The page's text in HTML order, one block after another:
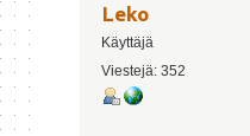
Leko
Käyttäjä
Viestejä: 352